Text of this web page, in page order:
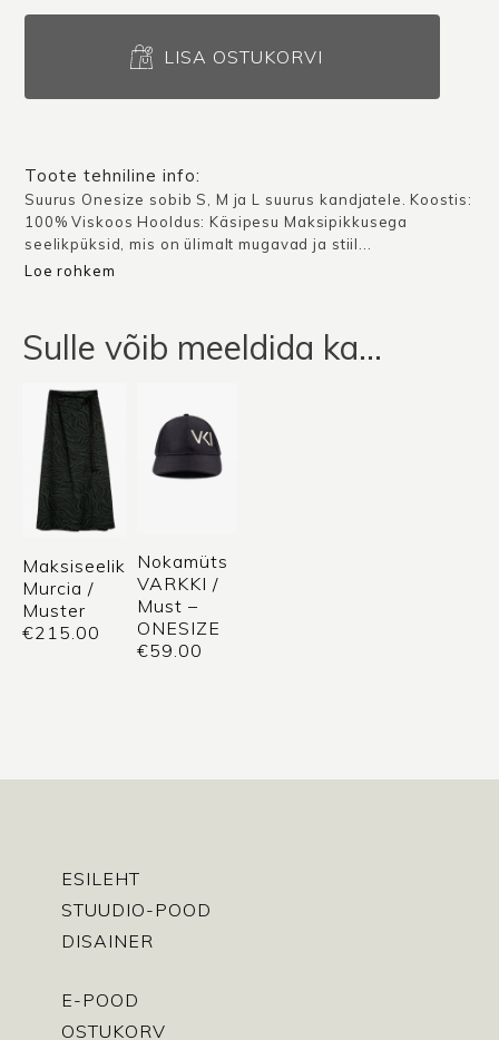
muster
kogus
LISA OSTUKORVI
Toote tehniline info:
Suurus Onesize sobib S, M ja L suurus kandjatele. Koostis:
100% Viskoos Hooldus: Käsipesu Maksipikkusega
seelikpüksid, mis on ülimalt mugavad ja stiil...
Loe rohkem
Sulle võib meeldida ka…
Maksiseelik
Murcia /
Muster
€215.00
Nokamüts
VARKKI /
Must –
ONESIZE
€59.00
ESILEHT
STUUDIO-POOD
DISAINER
E-POOD
OSTUKORV